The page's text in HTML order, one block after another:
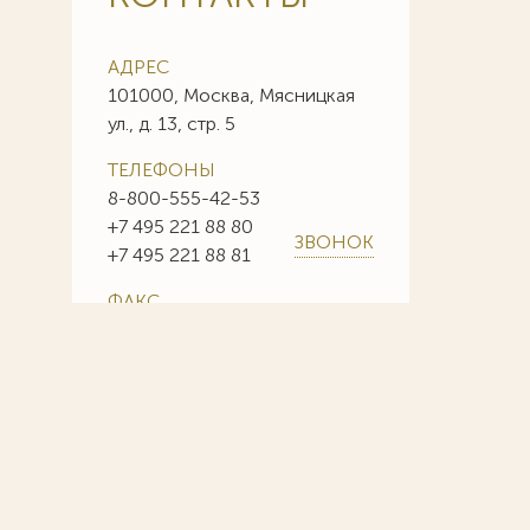
АДРЕС
101000, Москва, Мясницкая
ул., д. 13, стр. 5
ТЕЛЕФОНЫ
8-800-555-42-53
+7 495 221 88 80
+7 495 221 88 81
ЗВОНОК
ФАКС